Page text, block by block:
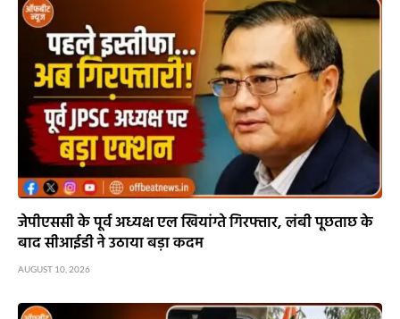
जेपीएससी के पूर्व अध्यक्ष एल खियांग्ते गिरफ्तार, लंबी पूछताछ के
बाद सीआईडी ने उठाया बड़ा कदम
AUGUST 10, 2026